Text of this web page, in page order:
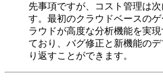
先事項ですが、コスト管理は
す。最初のクラウドベースの
ラウドが高度な分析機能を実
ており、バグ修正と新機能の
り返すことができます。